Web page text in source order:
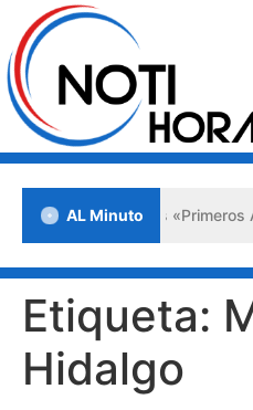
AL Minuto
en Lara impulsa los «Primeros
Etiqueta:
Hidalgo